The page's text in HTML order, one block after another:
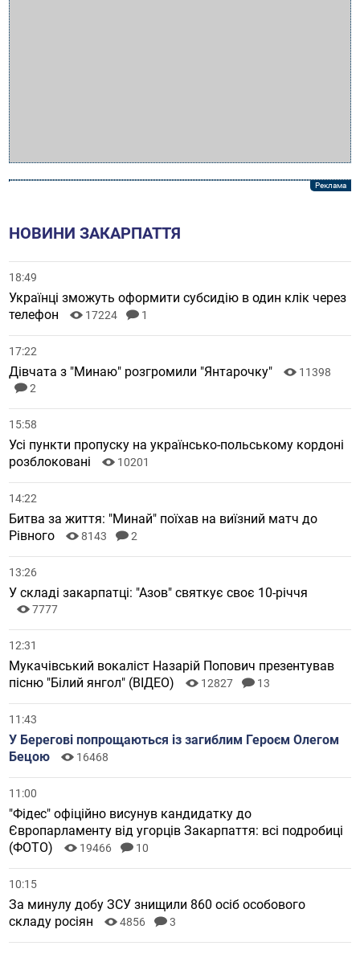
НОВИНИ ЗАКАРПАТТЯ
18:49
Українці зможуть оформити субсидію в один клік через
телефон
17224 1
17:22
Дівчата з "Минаю" розгромили "Янтарочку"
11398
2
15:58
Усі пункти пропуску на українсько-польському кордоні
розблоковані
10201
14:22
Битва за життя: "Минай" поїхав на виїзний матч до
Рівного
8143 2
13:26
У складі закарпатці: "Азов" святкує своє 10-річчя
7777
12:31
Мукачівський вокаліст Назарій Попович презентував
пісню "Білий янгол" (ВІДЕО)
12827 13
11:43
У Берегові попрощаються із загиблим Героєм Олегом
Бецою
16468
11:00
"Фідес" офіційно висунув кандидатку до
Європарламенту від угорців Закарпаття: всі подробиці
(ФОТО)
19466 10
10:15
За минулу добу ЗСУ знищили 860 осіб особового
складу росіян
4856 3